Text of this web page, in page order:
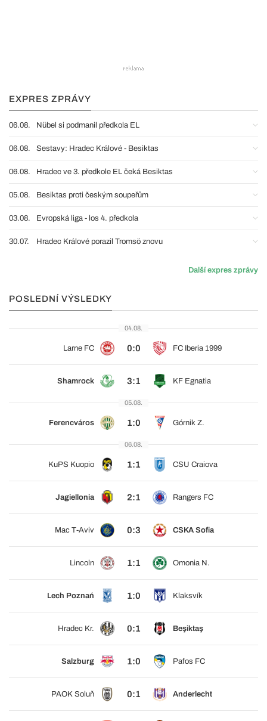
EXPRES ZPRÁVY
06.08. Nübel si podmanil předkola EL
06.08. Sestavy: Hradec Králové - Besiktas
06.08. Hradec ve 3. předkole EL čeká Besiktas
05.08. Besiktas proti českým soupeřům
03.08. Evropská liga - los 4. předkola
30.07. Hradec Králové porazil Tromsö znovu
Další expres zprávy
POSLEDNÍ VÝSLEDKY
04.08.
Larne FC 0:0 FC Iberia 1999
Shamrock 3:1 KF Egnatia
05.08.
Ferencváros 1:0 Górnik Z.
06.08.
KuPS Kuopio 1:1 CSU Craiova
Jagiellonia 2:1 Rangers FC
Mac T-Aviv 0:3 CSKA Sofia
Lincoln 1:1 Omonia N.
Lech Poznań 1:0 Klaksvík
Hradec Kr. 0:1 Beşiktaş
Salzburg 1:0 Pafos FC
PAOK Soluň 0:1 Anderlecht